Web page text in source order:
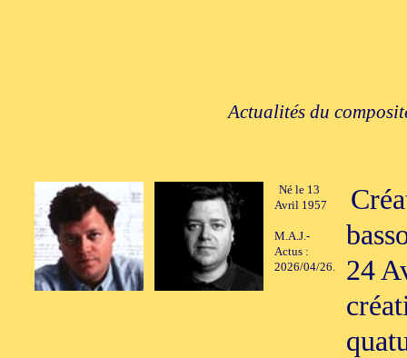
Actualités du
Né le 13
Avril 1957
M.A.J.-
Actus :
2026/04/26.
24